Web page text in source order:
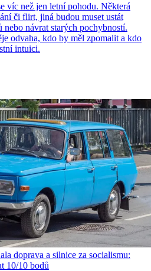
víc než jen letní pohodu. Některá
či flirt, jiná budou muset ustát
návrat starých pochybností.
odvaha, kdo by měl zpomalit a kdo
intuici.
doprava a silnice za socialismu:
10/10 bodů